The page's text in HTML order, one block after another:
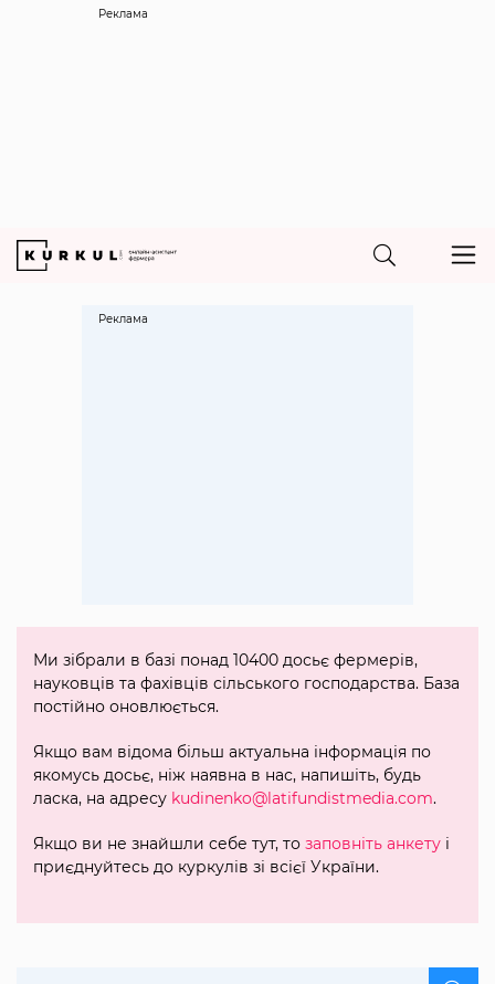
Реклама
Ми зібрали в базі понад 10400 досьє фермерів,
науковців та фахівців сільського господарства. База
постійно оновлюється.
Якщо вам відома більш актуальна інформація по
якомусь досьє, ніж наявна в нас, напишіть, будь
ласка, на адресу kudinenko@latifundistmedia.com.
Якщо ви не знайшли себе тут, то заповніть анкету і
приєднуйтесь до куркулів зі всієї України.
Реклама